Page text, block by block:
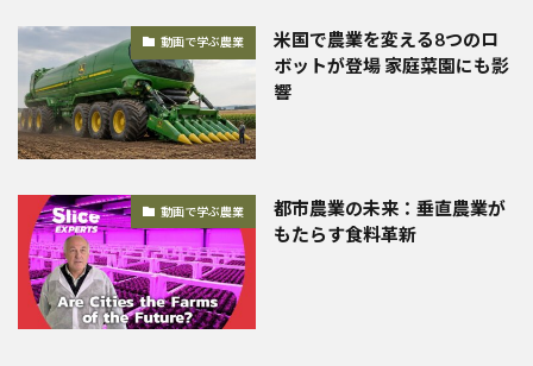
動画で学ぶ農業
米国で農業を変える8つのロ
ボットが登場 家庭菜園にも影
響
動画で学ぶ農業
都市農業の未来：垂直農業が
もたらす食料革新